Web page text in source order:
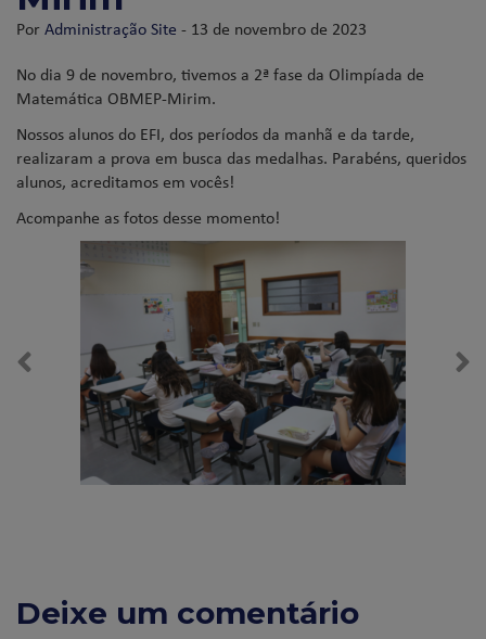
PorAdministração Site - 13 de novembro de 2023
No dia 9 de novembro, tivemos a 2ª fase da Olimpíada de
Matemática OBMEP-Mirim.
Nossos alunos do EFI, dos períodos da manhã e da tarde,
realizaram a prova em busca das medalhas. Parabéns, queridos
alunos, acreditamos em vocês!
Acompanhe as fotos desse momento!
Deixe um comentário